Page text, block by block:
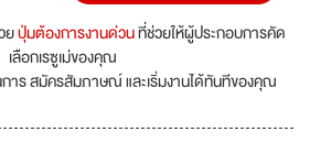
ยปุ่มต้องการงานด่วนที่ช่วยให้ผู้ประกอบการคัด
เลือกเรซูเม่ของคุณ
าร สมัครสัมภาษณ์ และเริ่มงานได้ทันทีของคุณ